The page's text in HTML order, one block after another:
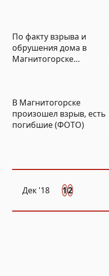
По факту взрыва и
обрушения дома в
Магнитогорске
В Магнитогорске
произошел взрыв, есть
погибшие (ФОТО)
Дек '18 12